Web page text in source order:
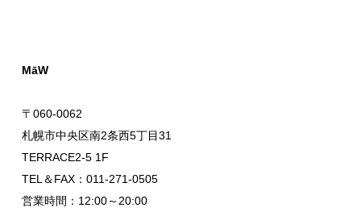
MāW
〒060-0062
札幌市中央区南2条西5丁目31
TERRACE2-5 1F
TEL＆FAX：011-271-0505
営業時間：12:00～20:00